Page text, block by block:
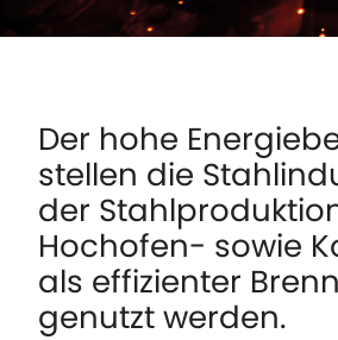
Der hohe
stellen die
der
Hochofen- sowie
als effizienter
genutzt werden.